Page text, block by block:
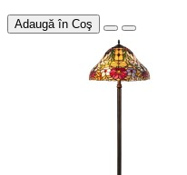
Adaugă în Coş